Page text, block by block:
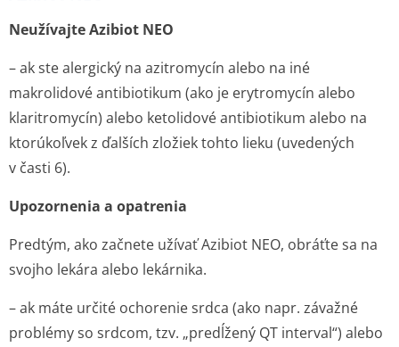
Neužívajte Azibiot NEO
– ak ste alergický na azitromycín alebo na iné
makrolidové antibiotikum (ako je erytromycín alebo
klaritromycín) alebo ketolidové antibiotikum alebo na
ktorúkoľvek z ďalších zložiek tohto lieku (uvedených
v časti 6).
Upozornenia a opatrenia
Predtým, ako začnete užívať Azibiot NEO, obráťte sa na
svojho lekára alebo lekárnika.
– ak máte určité ochorenie srdca (ako napr. závažné
problémy so srdcom, tzv. „predĺžený QT interval“) alebo